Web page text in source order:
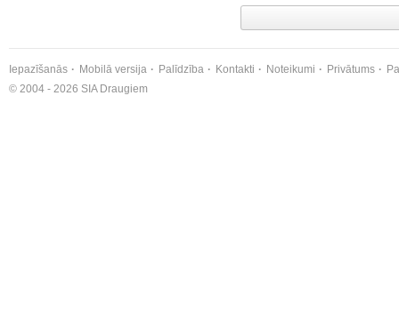
Iepazīšanās Mobilā versija Palīdzība Kontakti Noteikumi Privātums
© 2004 - 2026 SIA Draugiem